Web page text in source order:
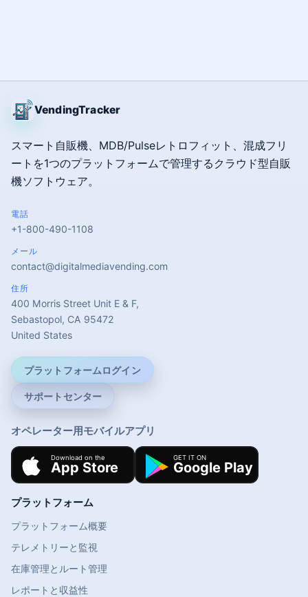
VendingTracker
スマート自販機、MDB/Pulseレトロフィット、混成フリ
ートを1つのプラットフォームで管理するクラウド型自販
機ソフトウェア。
電話
+1-800-490-1108
メール
contact@digitalmediavending.com
住所
400 Morris Street Unit E & F,
Sebastopol, CA 95472
United States
プラットフォームログイン
サポートセンター
オペレーター用モバイルアプリ
プラットフォーム
プラットフォーム概要
テレメトリーと監視
在庫管理とルート管理
レポートと収益性